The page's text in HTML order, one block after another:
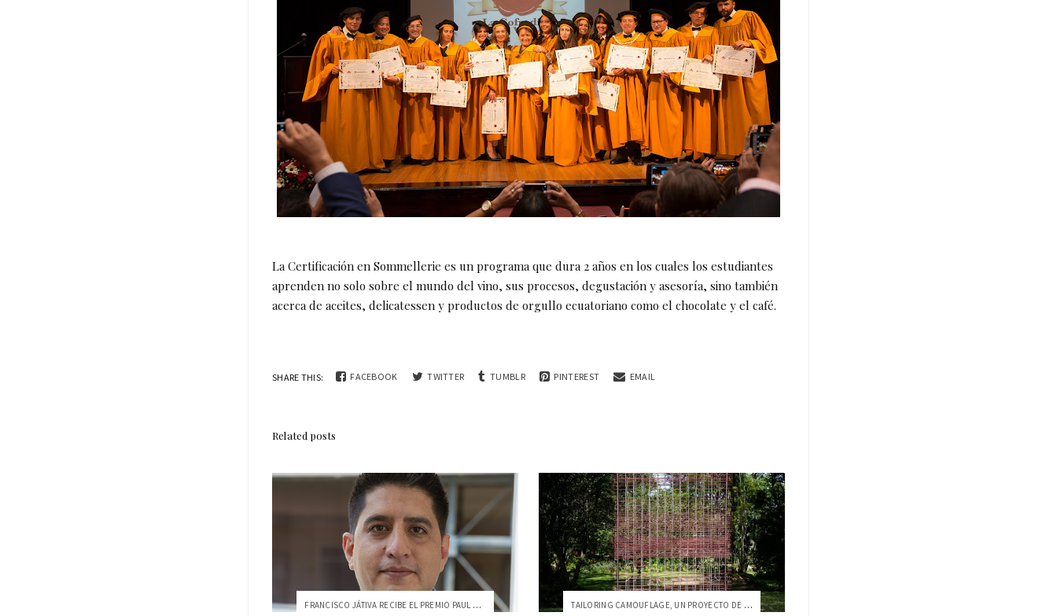
La Certificación en Sommellerie es un programa que dura 2 años en los cuales los estudiantes
aprenden no solo sobre el mundo del vino, sus procesos, degustación y asesoría, sino también
acerca de aceites, delicatessen y productos de orgullo ecuatoriano como el chocolate y el café.
SHARE THIS: FACEBOOK TWITTER TUMBLR PINTEREST EMAIL
Related posts
FRANCISCO JÁTIVA RECIBE EL PREMIO PAUL Z... TAILORING CAMOUFLAGE, UN PROYECTO DE ARQ...